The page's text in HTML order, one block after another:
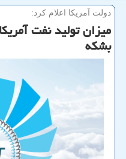
دولت آمریكا اعلام كرد:
بشكه